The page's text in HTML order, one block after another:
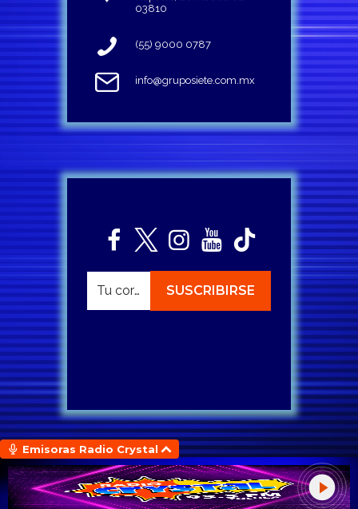
03810
(55) 9000 0787
info@gruposiete.com.mx
Emisoras Radio Crystal